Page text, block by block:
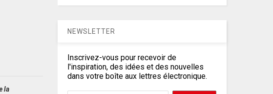
la
NEWSLETTER
Inscrivez-vous pour recevoir de
l'inspiration, des idées et des nouvelles
dans votre boîte aux lettres électronique.